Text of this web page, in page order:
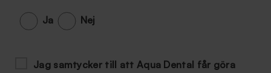
Ja Nej
Jag samtycker till att Aqua Dental får göra